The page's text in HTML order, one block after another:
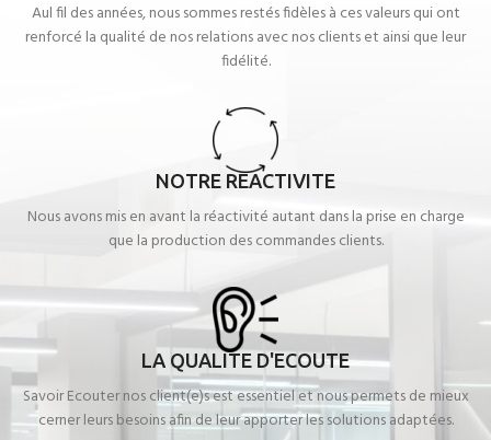
Aul fil des années, nous sommes restés fidèles à ces valeurs qui ont
renforcé la qualité de nos relations avec nos clients et ainsi que leur
fidélité.
NOTRE REACTIVITE
Nous avons mis en avant la réactivité autant dans la prise en charge
que la production des commandes clients.
LA QUALITE D'ECOUTE
Savoir Ecouter nos client(e)s est essentiel et nous permets de mieux
cerner leurs besoins afin de leur apporter les solutions adaptées.